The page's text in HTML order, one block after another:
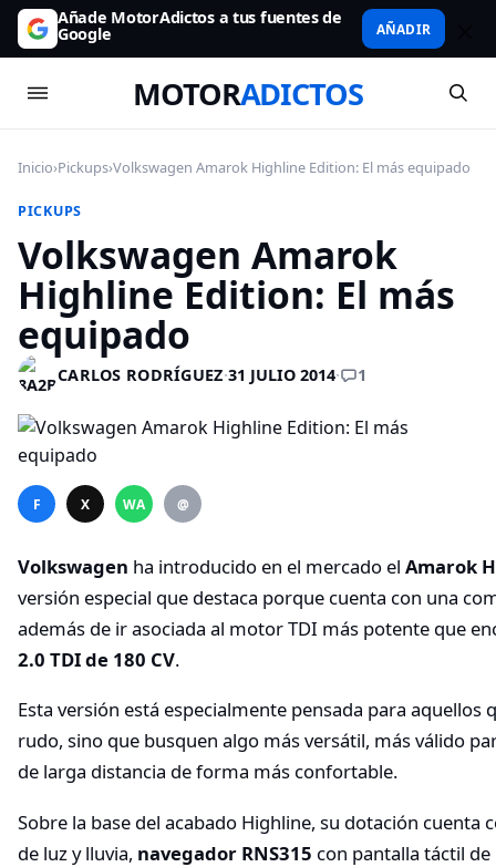
Añade MotorAdictos a tus fuentes de
Google AÑADIR
MOTORADICTOS
Inicio›Pickups›Volkswagen Amarok Highline Edition: El más equipado
PICKUPS
Volkswagen Amarok
Highline Edition: El más
equipado
CARLOS RODRÍGUEZ·31 JULIO 2014· 1
F X WA @
Volkswagen ha introducido en el mercado el Amarok
versión especial que destaca porque cuenta con una
además de ir asociada al motor TDI más potente que
2.0 TDI de 180 CV.
Esta versión está especialmente pensada para aquellos
rudo, sino que busquen algo más versátil, más válido
de larga distancia de forma más confortable.
Sobre la base del acabado Highline, su dotación cuenta
de luz y lluvia, navegador RNS315 con pantalla táctil